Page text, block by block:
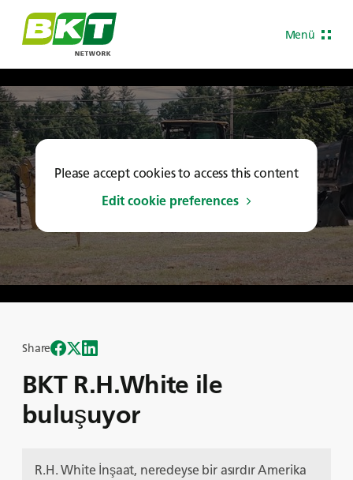
Menü
Please accept cookies to access this content
Edit cookie preferences
BKT R.H.White ile
buluşuyor
Share
R.H. White İnşaat, neredeyse bir asırdır Amerika